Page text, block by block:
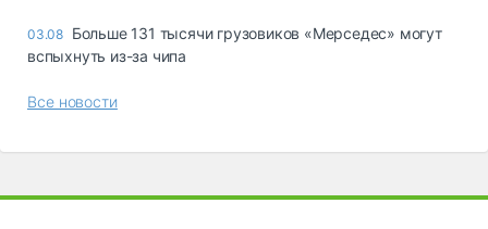
03.08 Больше 131 тысячи грузовиков «Мерседес» могут
вспыхнуть из-за чипа
Все новости